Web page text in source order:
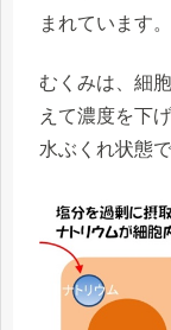
まれています。
むくみは、細
えて濃度を下
水ぶくれ状態で